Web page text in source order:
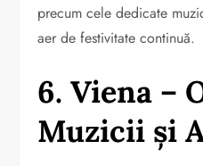
precum cele dedicate
aer de festivitate continuă.
6. Viena –
Muzicii și